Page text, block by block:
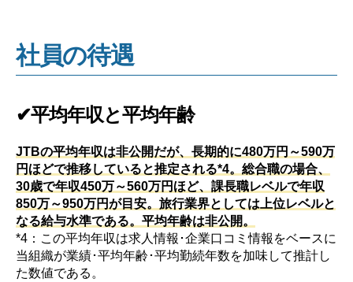
社員の待遇
✔平均年収と平均年齢
JTBの平均年収は非公開だが、長期的に480万円～590万
円ほどで推移していると推定される*4。総合職の場合、
30歳で年収450万～560万円ほど、課長職レベルで年収
850万～950万円が目安。旅行業界としては上位レベルと
なる給与水準である。平均年齢は非公開。
*4：この平均年収は求人情報･企業口コミ情報をベースに
当組織が業績･平均年齢･平均勤続年数を加味して推計し
た数値である。